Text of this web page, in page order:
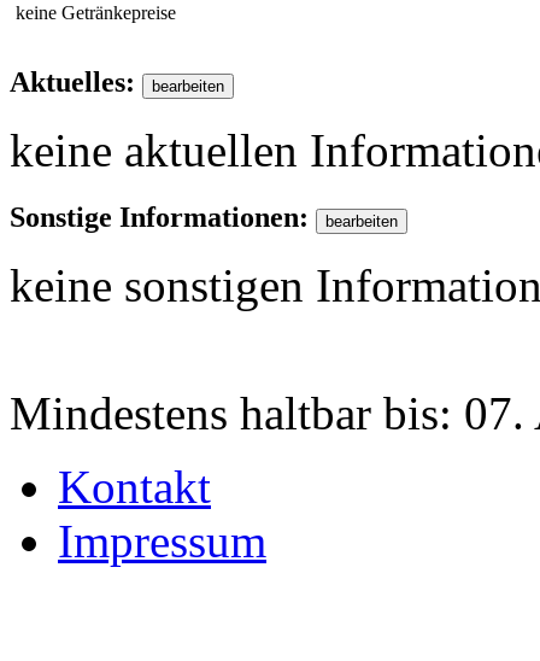
keine Getränkepreise
Aktuelles:
keine aktuellen
Sonstige Informationen:
keine sonstigen
Mindestens haltbar bis: 07.
Kontakt
Impressum